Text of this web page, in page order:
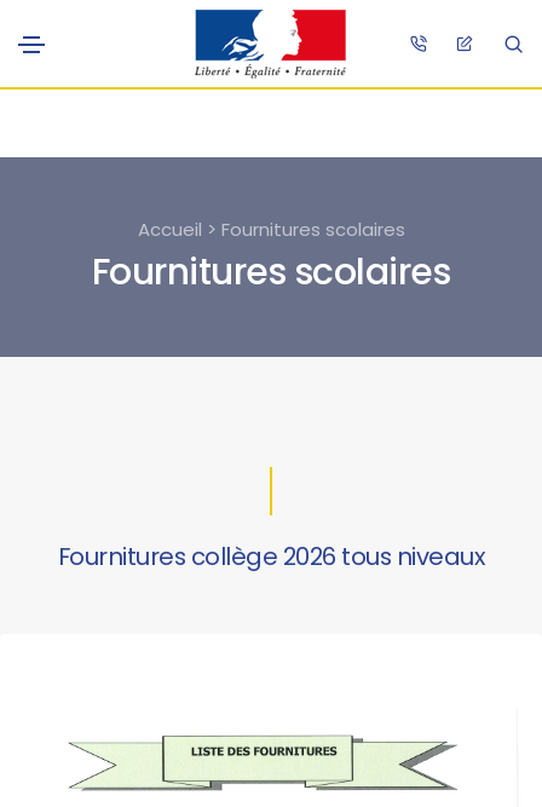
Accueil > Fournitures scolaires
Fournitures scolaires
Fournitures collège 2026 tous niveaux